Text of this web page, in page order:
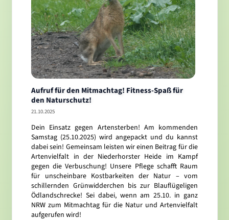
Aufruf für den Mitmachtag! Fitness-Spaß für
den Naturschutz!
21.10.2025
Dein Einsatz gegen Artensterben! Am kommenden
Samstag (25.10.2025) wird angepackt und du kannst
dabei sein! Gemeinsam leisten wir einen Beitrag für die
Artenvielfalt in der Niederhorster Heide im Kampf
gegen die Verbuschung! Unsere Pflege schafft Raum
für unscheinbare Kostbarkeiten der Natur – vom
schillernden Grünwidderchen bis zur Blauflügeligen
Ödlandschrecke! Sei dabei, wenn am 25.10. in ganz
NRW zum Mitmachtag für die Natur und Artenvielfalt
aufgerufen wird!